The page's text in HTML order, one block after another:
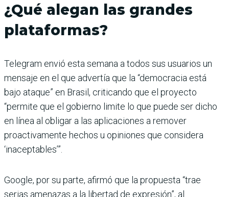
¿Qué alegan las grandes
plataformas?
Telegram envió esta semana a todos sus usuarios un
mensaje en el que advertía que la “democracia está
bajo ataque” en Brasil, criticando que el proyecto
“permite que el gobierno limite lo que puede ser dicho
en línea al obligar a las aplicaciones a remover
proactivamente hechos u opiniones que considera
‘inaceptables’”.
Google, por su parte, afirmó que la propuesta “trae
serias amenazas a la libertad de expresión”, al